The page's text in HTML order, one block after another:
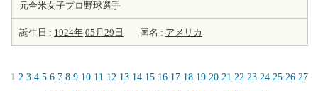
元全米女子プロ野球選手
誕生日 : 1924年 05月29日 国名 : アメリカ
1 2 3 4 5 6 7 8 9 10 11 12 13 14 15 16 17 18 19 20 21 22 23 24 25 26 27